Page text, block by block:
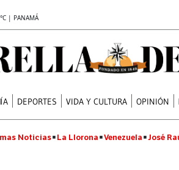
| PANAMÁ
DEPORTES VIDA Y CULTURA OPINIÓN
Noticias La Llorona Venezuela José